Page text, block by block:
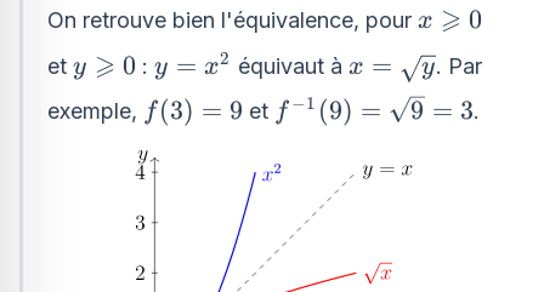
On retrouve bien l'équivalence, pour x
\geqslant
0
x ⩾ 0
et y
\geqslant
0
y ⩾ 0 : y
=
x^2
y = x2 équivaut à x =
\sqrt{y}
x = y. Par
exemple, f(3)
f(3) = 9 et f^{-1}
\sqrt{9}
f−1 (9) = 9 = 3.